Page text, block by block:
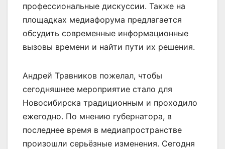
профессиональные дискуссии. Также на
площадках медиафорума предлагается
обсудить современные информационные
вызовы времени и найти пути их решения.
Андрей Травников пожелал, чтобы
сегодняшнее мероприятие стало для
Новосибирска традиционным и проходило
ежегодно. По мнению губернатора, в
последнее время в медиапространстве
произошли серьёзные изменения. Сегодня